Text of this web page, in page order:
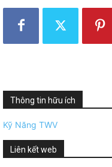
Thông tin hữu ích
Kỹ Năng TWV
Liên kết web